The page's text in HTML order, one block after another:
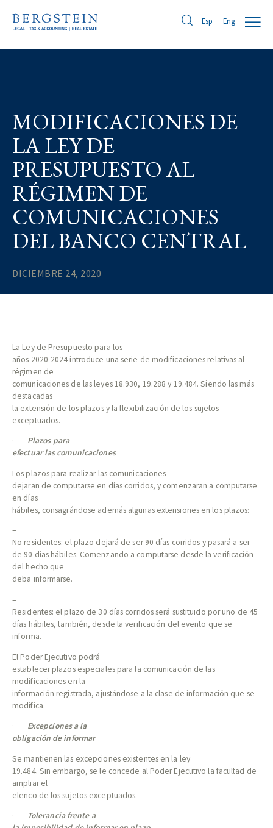
Esp Eng
MODIFICACIONES DE
LA LEY DE
PRESUPUESTO AL
RÉGIMEN DE
COMUNICACIONES
DEL BANCO CENTRAL
DICIEMBRE 24, 2020
La Ley de Presupuesto para los
años 2020-2024 introduce una serie de modificaciones relativas al
régimen de
comunicaciones de las leyes 18.930, 19.288 y 19.484. Siendo las más
destacadas
la extensión de los plazos y la flexibilización de los sujetos
exceptuados.
·
Plazos para
efectuar las comunicaciones
Los plazos para realizar las comunicaciones
dejaran de computarse en días corridos, y comenzaran a computarse
en días
hábiles, consagrándose además algunas extensiones en los plazos:
–
No residentes: el plazo dejará de ser 90 días corridos y pasará a ser
de 90 días hábiles. Comenzando a computarse desde la verificación
del hecho que
deba informarse.
–
Residentes: el plazo de 30 días corridos será sustituido por uno de 45
días hábiles, también, desde la verificación del evento que se
informa.
El Poder Ejecutivo podrá
establecer plazos especiales para la comunicación de las
modificaciones en la
información registrada, ajustándose a la clase de información que se
modifica.
·
Excepciones a la
obligación de informar
Se mantienen las excepciones existentes en la ley
19.484. Sin embargo, se le concede al Poder Ejecutivo la facultad de
ampliar el
elenco de los sujetos exceptuados.
·
Tolerancia frente a